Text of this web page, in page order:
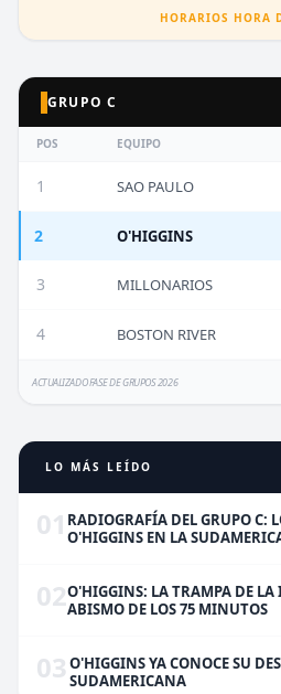
HORARIOS HORA
GRUPO C
POS EQUIPO
1 SAO PAULO
2 O'HIGGINS
3 MILLONARIOS
4 BOSTON RIVER
ACTUALIZADO FASE DE GRUPOS 2026
LO MÁS LEÍDO
01 RADIOGRAFÍA DEL GRUPO C:
O'HIGGINS EN LA
02O'HIGGINS: LA TRAMPA DE LA
ABISMO DE LOS 75 MINUTOS
03 O'HIGGINS YA CONOCE SU
SUDAMERICANA